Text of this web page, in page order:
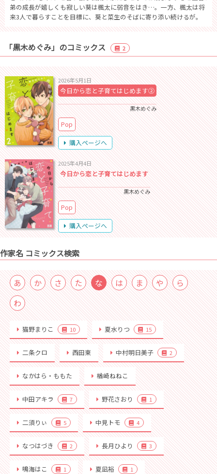
弟の成長が嬉しくも寂しい葵は楓太に弱音をはき…。一方、楓太は将
来3人で暮らすことを目標に、葵と菜生のそばに寄り添い続けるが。
「黒木めぐみ」のコミックス 2
2026年5月1日
今日から恋と子育てはじめます②
黒木めぐみ
Pop
購入ページへ
2025年4月4日
今日から恋と子育てはじめます
黒木めぐみ
Pop
購入ページへ
作家名 コミックス検索
あ か さ た な は ま や
ら
わ
猫野まりこ 10 夏水りつ 15
二条クロ 西田東 中村明日美子 2
なかはら・ももた 楢崎ねねこ
中田アキラ 7 野花さおり 1
二須りぃ 5 中見トモ 4
なつはづき 2 長月ひより 3
鳴海はこ 1 夏凪裕 1